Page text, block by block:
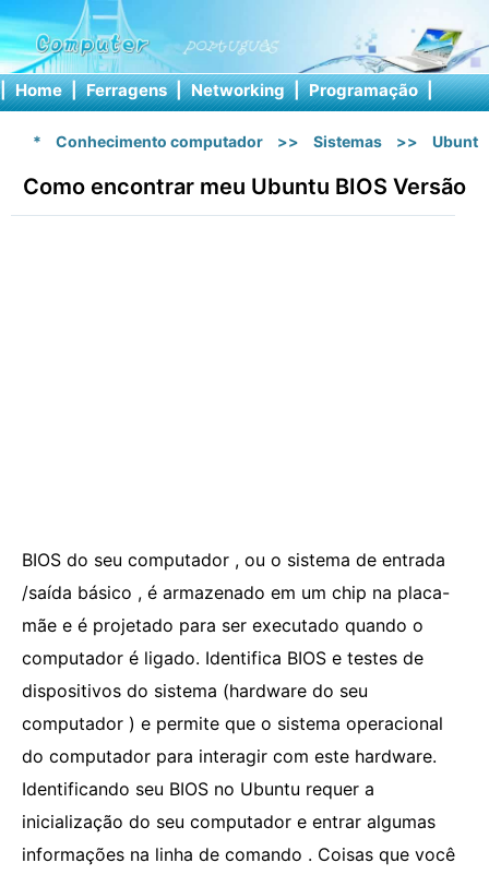
| Home | Ferragens | Networking | Programação |
* Conhecimento computador >> Sistemas >> Ubuntu
Como encontrar meu Ubuntu BIOS Versão
BIOS do seu computador , ou o sistema de entrada
/saída básico , é armazenado em um chip na placa-
mãe e é projetado para ser executado quando o
computador é ligado. Identifica BIOS e testes de
dispositivos do sistema (hardware do seu
computador ) e permite que o sistema operacional
do computador para interagir com este hardware.
Identificando seu BIOS no Ubuntu requer a
inicialização do seu computador e entrar algumas
informações na linha de comando . Coisas que você